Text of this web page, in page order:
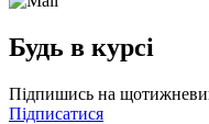
Будь в курсі
Підпишись на
Підписатися